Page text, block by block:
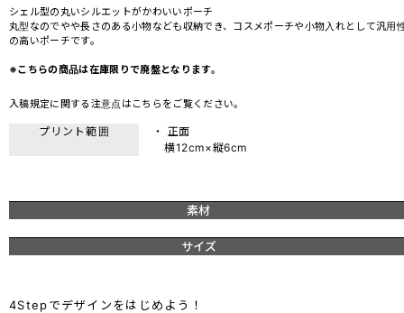
シェル型の丸いシルエットがかわいいポーチ
丸型なのでやや長さのある小物なども収納でき、コスメポーチや小物入れとして汎用
の高いポーチです。
※こちらの商品は在庫限りで廃盤となります。
入稿規定に関する注意点は こちら をご覧ください。
プリント範囲
・ 正面
横12cm×縦6cm
素材
サイズ
4Stepでデザインをはじめよう！